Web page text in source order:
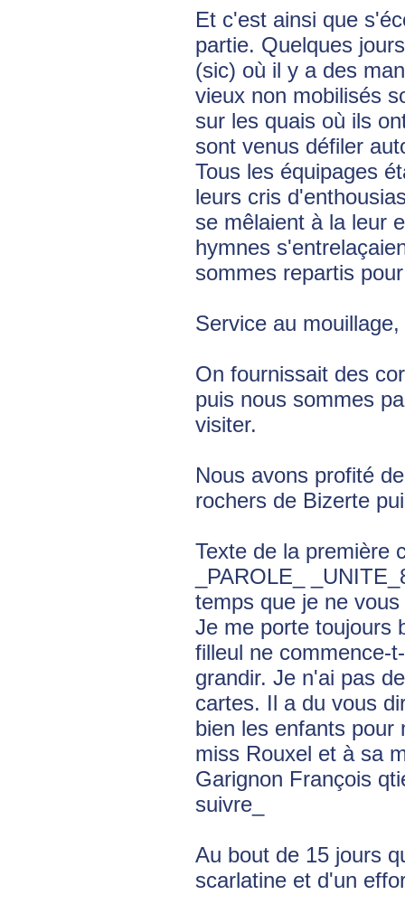
Et c'est ainsi que
partie. Quelques
(sic) où il y a des
vieux non mobilisés
sur les quais où ils
sont venus défiler
Tous les équipages
leurs cris
se mêlaient à la leur
hymnes
sommes repartis
Service au
On fournissait des
puis nous sommes
visiter.
Nous avons profité
rochers de Bizerte
Texte de la première
_PAROLE_
temps que je ne
Je me porte toujours
filleul ne commence-
grandir. Je n'ai pas
cartes. Il a du vous
bien les enfants pour
miss Rouxel et à sa
Garignon François
suivre_
Au bout de 15 jours
scarlatine et d'un